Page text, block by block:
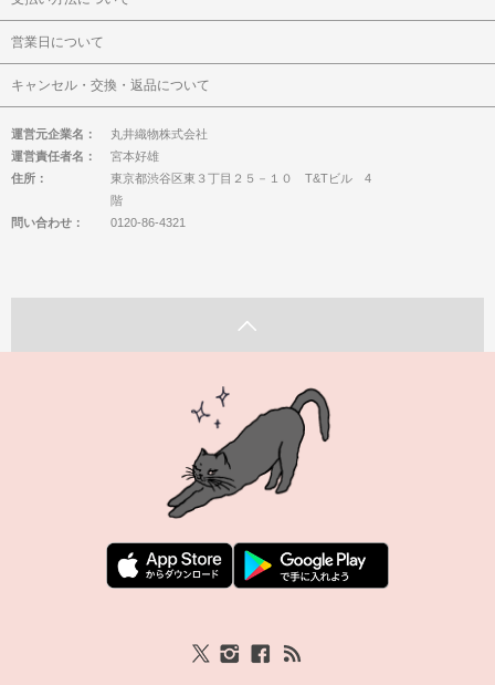
営業日について
キャンセル・交換・返品について
運営元企業名：
丸井織物株式会社
運営責任者名：
宮本好雄
住所：
東京都渋谷区東３丁目２５－１０ T&Tビル 4
階
問い合わせ：
0120-86-4321